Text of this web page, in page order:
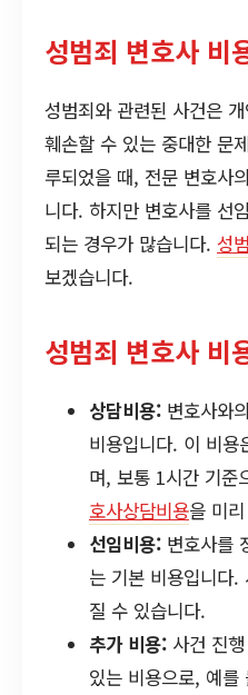
성범죄 변호사 비
성범죄와 관련된 사건은
훼손할 수 있는 중대한 문
루되었을 때, 전문 변호사
니다. 하지만 변호사를 선
되는 경우가 많습니다. 성
보겠습니다.
성범죄 변호사 비
상담비용: 변호사와
비용입니다. 이 비용
며, 보통 1시간 기준
호사상담비용을 미
선임비용: 변호사를
는 기본 비용입니다.
질 수 있습니다.
추가 비용: 사건 진
있는 비용으로, 예를